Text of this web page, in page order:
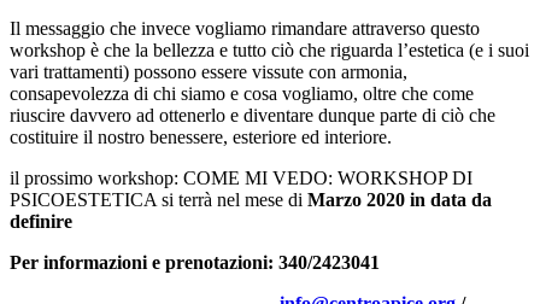
Il messaggio che invece vogliamo rimandare attraverso questo
workshop è che la bellezza e tutto ciò che riguarda l’estetica (e i suoi
vari trattamenti) possono essere vissute con armonia,
consapevolezza di chi siamo e cosa vogliamo, oltre che come
riuscire davvero ad ottenerlo e diventare dunque parte di ciò che
costituire il nostro benessere, esteriore ed interiore.
il prossimo workshop: COME MI VEDO: WORKSHOP DI
PSICOESTETICA si terrà nel mese di Marzo 2020 in data da
definire
Per informazioni e prenotazioni: 340/2423041